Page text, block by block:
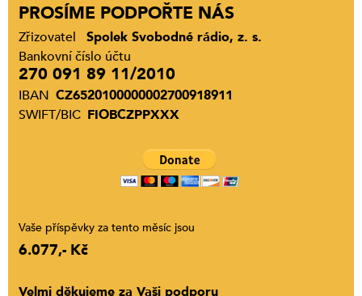
PROSÍME PODPOŘTE NÁS
Zřizovatel
Spolek Svobodné rádio, z. s.
Bankovní číslo účtu
270 091 89 11/2010
IBAN CZ6520100000002700918911
SWIFT/BIC FIOBCZPPXXX
Vaše příspěvky za tento měsíc jsou
6.077,- Kč
Velmi děkujeme za Vaši podporu